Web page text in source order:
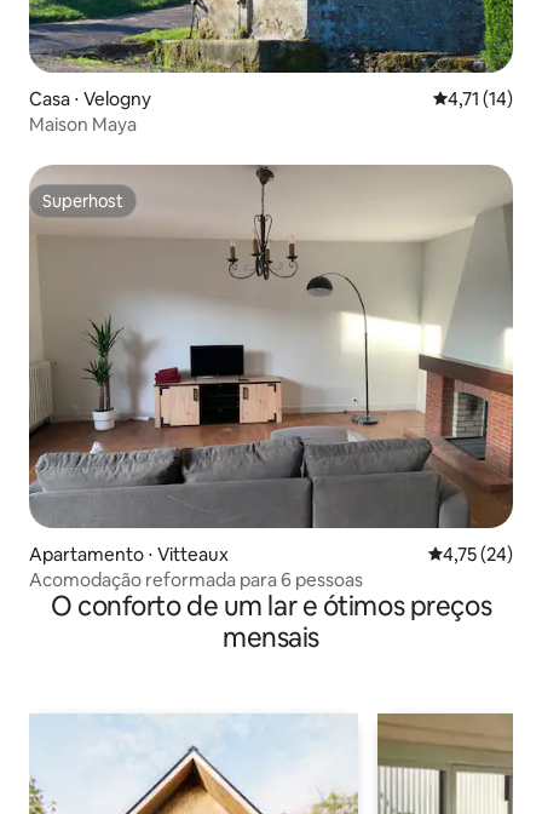
Casa ⋅ Velogny 4,71 de uma
4,71 (14)
Maison Maya
Superhost
Superhost
Apartamento ⋅ Vitteaux 4,75 de uma
4,75 (24)
Acomodação reformada para 6 pessoas
O conforto de um lar e ótimos preços
mensais